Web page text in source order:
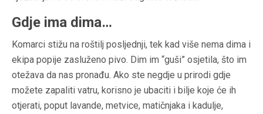
Gdje ima dima…
Komarci stižu na roštilj posljednji, tek kad više nema dima i
ekipa popije zasluženo pivo. Dim im “guši” osjetila, što im
otežava da nas pronađu. Ako ste negdje u prirodi gdje
možete zapaliti vatru, korisno je ubaciti i bilje koje će ih
otjerati, poput lavande, metvice, matičnjaka i kadulje,